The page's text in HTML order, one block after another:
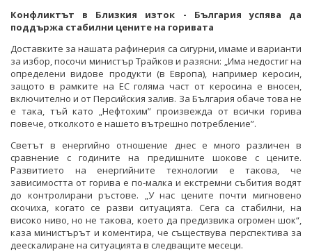
Конфликтът в Близкия изток - България успява да
поддържа стабилни цените на горивата
Доставките за нашата рафинерия са сигурни, имаме и варианти
за избор, посочи министър Трайков и разясни: „Има недостиг на
определени видове продукти (в Европа), например керосин,
защото в рамките на ЕС голяма част от керосина е вносен,
включително и от Персийския залив. За България обаче това не
е така, тъй като „Нефтохим” произвежда от всички горива
повече, отколкото е нашето вътрешно потребление”.
Светът в енергийно отношение днес е много различен в
сравнение с годините на предишните шокове с цените.
Развитието на енергийните технологии е такова, че
зависимостта от горива е по-малка и екстремни събития водят
до контролирани ръстове. „У нас цените почти мигновено
скочиха, когато се разви ситуацията. Сега са стабилни, на
високо ниво, но не такова, което да предизвика огромен шок“,
каза министърът и коментира, че съществува перспектива за
деескалиране на ситуацията в следващите месеци.